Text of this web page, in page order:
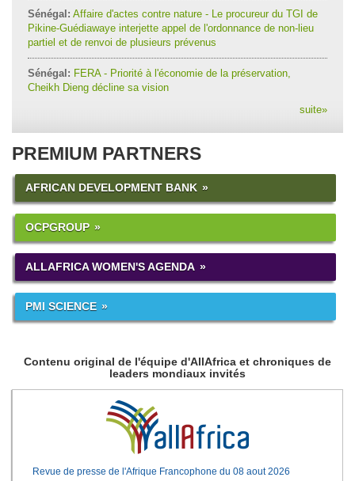
Sénégal: Affaire d'actes contre nature - Le procureur du TGI de
Pikine-Guédiawaye interjette appel de l'ordonnance de non-lieu
partiel et de renvoi de plusieurs prévenus
Sénégal: FERA - Priorité à l'économie de la préservation,
Cheikh Dieng décline sa vision
suite»
PREMIUM PARTNERS
AFRICAN DEVELOPMENT BANK
OCPGROUP
ALLAFRICA WOMEN'S AGENDA
PMI SCIENCE
Contenu original de l'équipe d'AllAfrica et chroniques de
leaders mondiaux invités
Revue de presse de l'Afrique Francophone du 08 aout 2026